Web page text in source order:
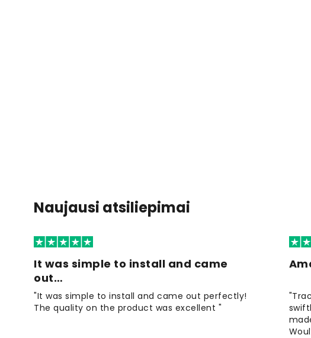
Naujausi atsiliepimai
It was simple to install and came
out…
"It was simple to install and came out perfectly!
The quality on the product was excellent "